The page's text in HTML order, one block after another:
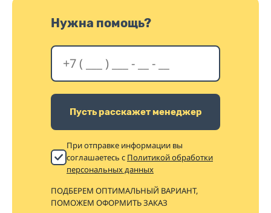
Нужна помощь?
Пусть расскажет менеджер
При отправке информации вы
соглашаетесь с Политикой обработки
персональных данных
ПОДБЕРЕМ ОПТИМАЛЬНЫЙ ВАРИАНТ,
ПОМОЖЕМ ОФОРМИТЬ ЗАКАЗ